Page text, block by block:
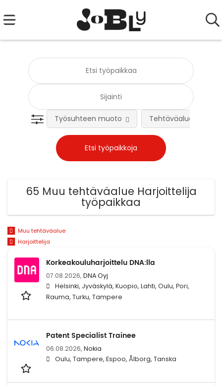
Työsuhteen muoto Tehtäväalue
65 Muu tehtäväalue Harjoittelija
työpaikkaa
Muu tehtäväalue
Harjoittelija
Korkeakouluharjoittelu DNA:lla
07.08.2026, DNA Oyj
Helsinki, Jyväskylä, Kuopio, Lahti, Oulu, Pori,
Rauma, Turku, Tampere
Patent Specialist Trainee
06.08.2026, Nokia
Oulu, Tampere, Espoo, Ålborg, Tanska